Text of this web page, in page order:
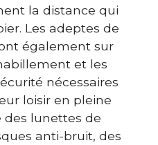
la distance qui
Les adeptes de
également sur
et les
nécessaires
loisir en pleine
lunettes de
anti-bruit, des